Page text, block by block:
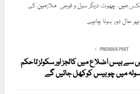
میں چھوٹ دیگر سول و فوجی ملازمین کے
حال دور ہونا چاہیے
PREVIOUS POST
بیس اضلاع میں کالجز اور سکولز تاحکم
سولہ میں چوبیس کوکھل جائیں گے